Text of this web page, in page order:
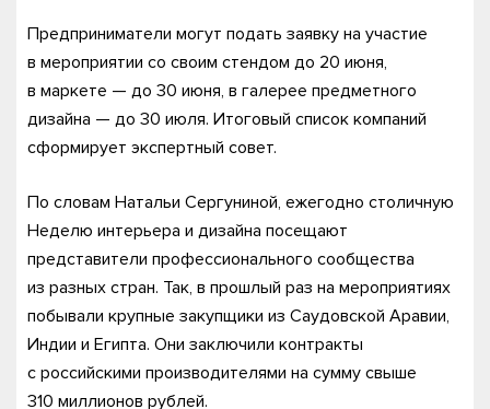
Предприниматели могут подать заявку на участие
в мероприятии со своим стендом до 20 июня,
в маркете — до 30 июня, в галерее предметного
дизайна — до 30 июля. Итоговый список компаний
сформирует экспертный совет.
По словам Натальи Сергуниной, ежегодно столичную
Неделю интерьера и дизайна посещают
представители профессионального сообщества
из разных стран. Так, в прошлый раз на мероприятиях
побывали крупные закупщики из Саудовской Аравии,
Индии и Египта. Они заключили контракты
с российскими производителями на сумму свыше
310 миллионов рублей.